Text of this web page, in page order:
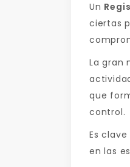
Un
ciertas
La gran
que
control.
Es
en las